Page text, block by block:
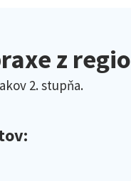
z
2. stupňa.